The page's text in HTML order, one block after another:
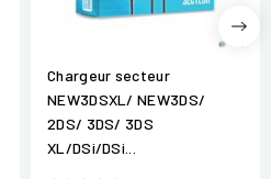
Chargeur secteur
NEW3DSXL/ NEW3DS/
2DS/ 3DS/ 3DS
XL/DSi/DSi...